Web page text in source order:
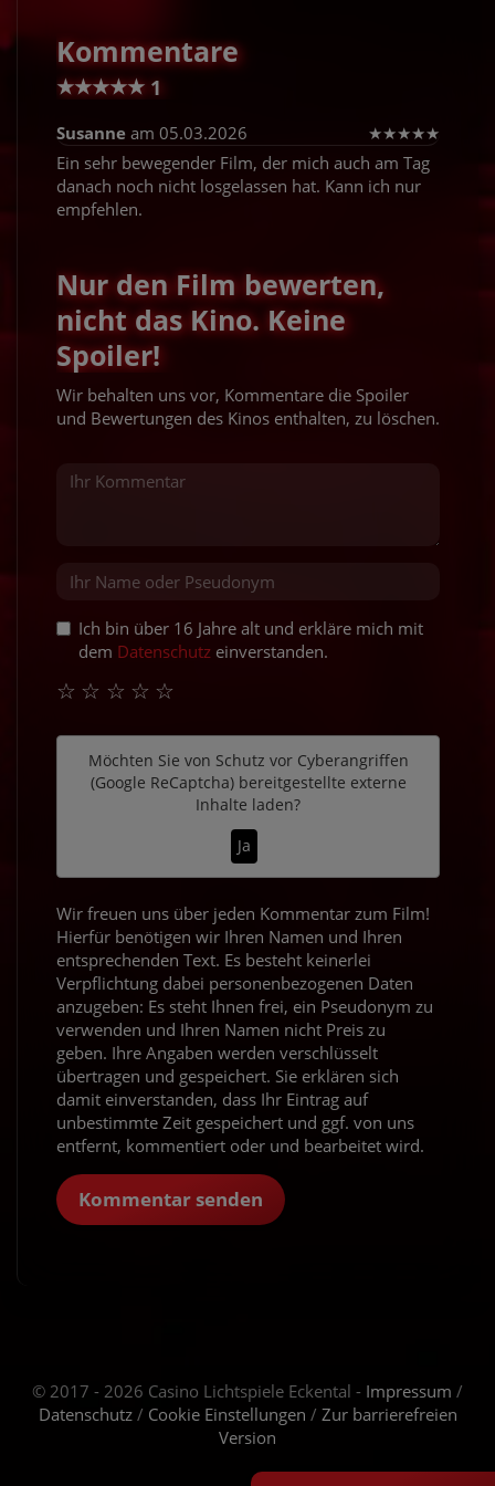
Kommentare
★★★★★ 1
Susanne am 05.03.2026 ★★★★★
Ein sehr bewegender Film, der mich auch am Tag
danach noch nicht losgelassen hat. Kann ich nur
empfehlen.
Nur den Film bewerten,
nicht das Kino. Keine
Spoiler!
Wir behalten uns vor, Kommentare die Spoiler
und Bewertungen des Kinos enthalten, zu löschen.
Ich bin über 16 Jahre alt und erkläre mich mit
dem Datenschutz einverstanden.
☆
☆
☆
☆
☆
Möchten Sie von Schutz vor Cyberangriffen
(Google ReCaptcha)bereitgestellte externe
Inhalte laden?
Ja
Wir freuen uns über jeden Kommentar zum Film!
Hierfür benötigen wir Ihren Namen und Ihren
entsprechenden Text. Es besteht keinerlei
Verpflichtung dabei personenbezogenen Daten
anzugeben: Es steht Ihnen frei, ein Pseudonym zu
verwenden und Ihren Namen nicht Preis zu
geben. Ihre Angaben werden verschlüsselt
übertragen und gespeichert. Sie erklären sich
damit einverstanden, dass Ihr Eintrag auf
unbestimmte Zeit gespeichert und ggf. von uns
entfernt, kommentiert oder und bearbeitet wird.
Kommentar senden
© 2017 - 2026 Casino Lichtspiele Eckental - Impressum /
Datenschutz/ Cookie Einstellungen / Zur barrierefreien
Version